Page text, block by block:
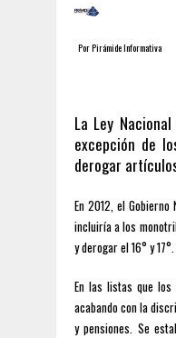
Por Pirámide Informativa
La Ley
excepción de
derogar
En 2012, el
incluiría a los
y derogar el 16° y
En las listas que los
acabando con la
y pensiones. Se